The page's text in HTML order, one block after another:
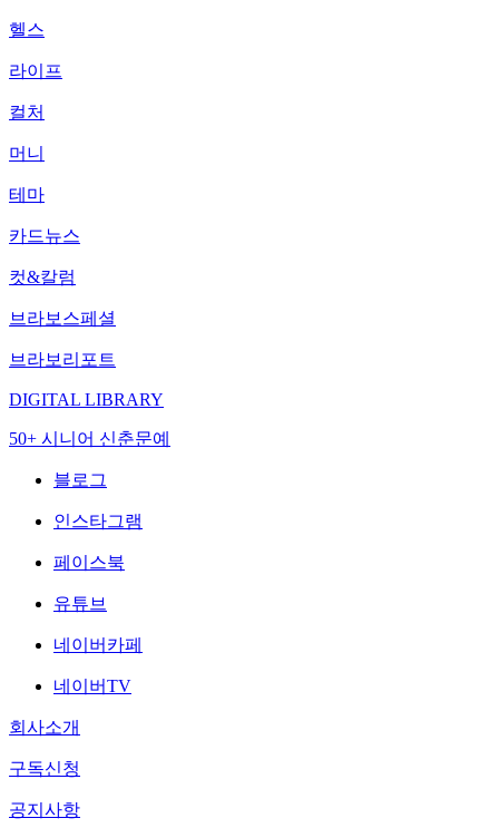
헬스
라이프
컬처
머니
테마
카드뉴스
컷&칼럼
브라보스페셜
브라보리포트
DIGITAL LIBRARY
50+ 시니어 신춘문예
블로그
인스타그램
페이스북
유튜브
네이버카페
네이버TV
회사소개
구독신청
공지사항